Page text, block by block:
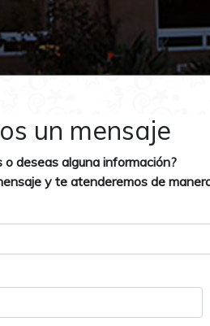
un mensaje
o deseas alguna información?
y te atenderemos de